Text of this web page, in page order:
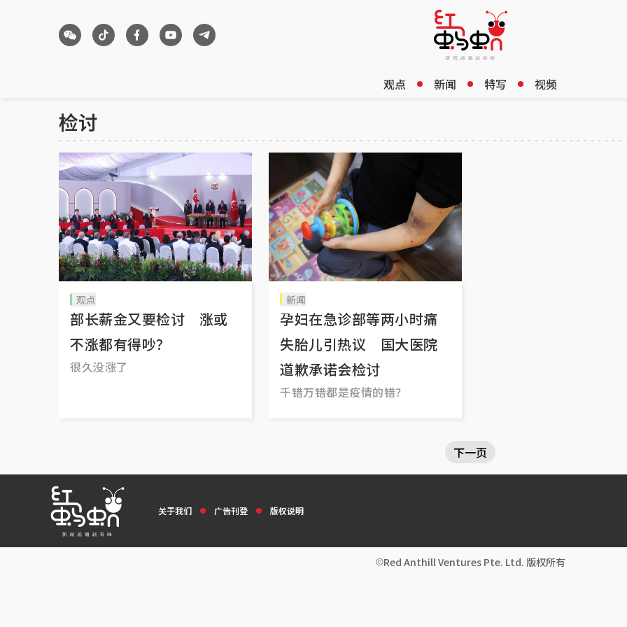
观点 新闻 特写 视频
检讨
观点
部长薪金又要检讨 涨或
不涨都有得吵？
很久没涨了
新闻
孕妇在急诊部等两小时痛
失胎儿引热议 国大医院
道歉承诺会检讨
千错万错都是疫情的错？
下一页
关于我们 广告刊登 版权说明
Red Anthill Ventures Pte. Ltd. 版权所有